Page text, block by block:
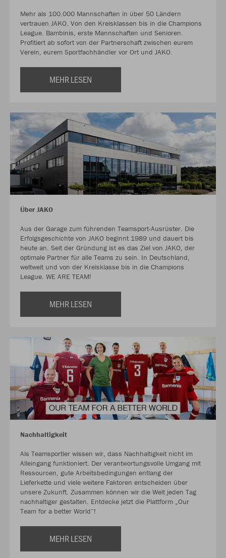
Mehr als 100.000 Mannschaften in über 50 Ländern
vertrauen JAKO. Von den Kreisklassen bis in die Champions
League. Bambinis, erste Mannschaften und Senioren.
Profitiert ab sofort von der Partnerschaft zwischen eurem
Verein, eurem Sportfachhändler vor Ort und JAKO.
MEHR LESEN
Über JAKO
Aus der Garage zum führenden Teamsport-Ausrüster. Die
Erfolgsgeschichte von JAKO beginnt 1989 und dauert bis
heute an. Seit der Gründung ist es das Ziel von JAKO, der
optimale Partner für alle Teams zu sein. In Deutschland,
weltweit und von der Kreisklasse bis in die Champions
League. WE ARE TEAM!
MEHR LESEN
Nachhaltigkeit
Als Teamsportler wissen wir, dass Nachhaltigkeit nicht im
Alleingang funktioniert. Der verantwortungsvolle Umgang mit
Ressourcen, gute Arbeitsbedingungen entlang der
Lieferkette und viele weitere Faktoren entscheiden über
unsere Zukunft. Zusammen können wir die Welt jeden Tag
nachhaltiger gestalten. Entdecke jetzt die Plattform „Our
Team for a better World“!
MEHR LESEN